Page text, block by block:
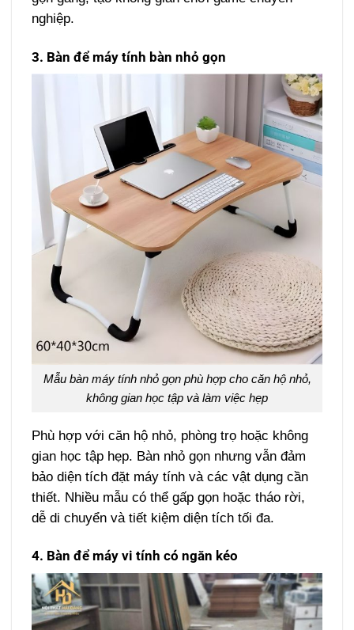
nghiệp.
3. Bàn để máy tính bàn nhỏ gọn
Mẫu bàn máy tính nhỏ gọn phù hợp cho căn hộ nhỏ,
không gian học tập và làm việc hẹp
Phù hợp với căn hộ nhỏ, phòng trọ hoặc không
gian học tập hẹp. Bàn nhỏ gọn nhưng vẫn đảm
bảo diện tích đặt máy tính và các vật dụng cần
thiết. Nhiều mẫu có thể gấp gọn hoặc tháo rời,
dễ di chuyển và tiết kiệm diện tích tối đa.
4. Bàn để máy vi tính có ngăn kéo